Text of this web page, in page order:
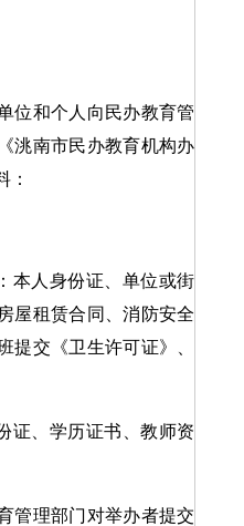
和个人向民办教育管
洮南市民办教育机构办
：
人身份证、单位或街
屋租赁合同、消防安全
提交《卫生许可证》、
、学历证书、教师资
理部门对举办者提交